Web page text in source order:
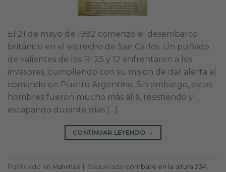
El 21 de mayo de 1982 comenzó el desembarco
británico en el estrecho de San Carlos. Un puñado
de valientes de los RI 25 y 12 enfrentaron a los
invasores, cumpliendo con su misión de dar alerta al
comando en Puerto Argentino. Sin embargo, estos
hombres fueron mucho más allá, resistiendo y
escapando durante días […]
CONTINUAR LEYENDO →
Publicado en Malvinas Etiquetado combate en la altura 234